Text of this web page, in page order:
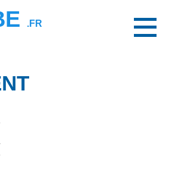
.FR